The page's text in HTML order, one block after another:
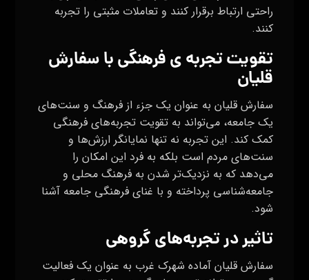
راحتی ارتباط برقرار کنند و تعاملات مثبتی را تجربه
کنند.
تقویت تجربه‌ ی فرهنگی با سفارش
قلیان
سفارش قلیان به عنوان یک جزء از فرهنگ و سنت‌های
یک جامعه، می‌تواند به تقویت تجربه‌های فرهنگی
کمک کند. این تجربه نه تنها نمایانگر ارزش‌ها و
سنت‌های مردم است بلکه به فرد این امکان را
می‌دهد که به نزدیک‌تر شدن به فرهنگ محلی و
جامعه‌شناسی پرداخته و با غنای فرهنگی جامعه آشنا
شود.
تاثیر در تجربه‌های گروهی
سفارش قلیان آماده شهرک غرب به عنوان یک فعالیت